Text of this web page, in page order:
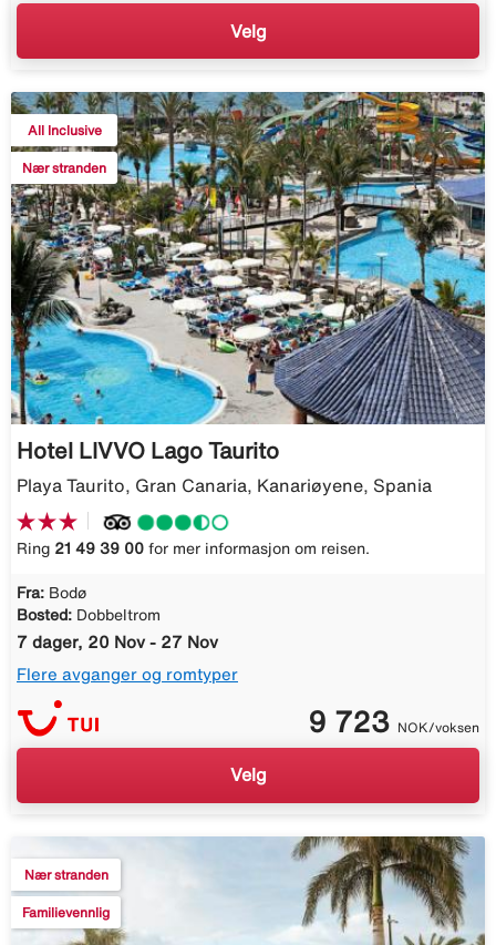
Velg
All Inclusive
Nær stranden
Hotel LIVVO Lago Taurito
Playa Taurito, Gran Canaria, Kanariøyene, Spania
Ring 21 49 39 00 for mer informasjon om reisen.
Fra: Bodø
Bosted: Dobbeltrom
7 dager, 20 Nov - 27 Nov
Flere avganger og romtyper
9 723 NOK/voksen
Velg
Nær stranden
Familievennlig